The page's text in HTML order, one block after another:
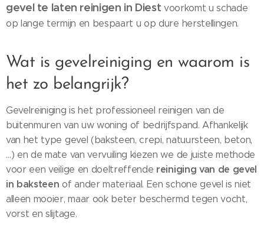
gevel te laten reinigen in Diest voorkomt u schade
op lange termijn en bespaart u op dure herstellingen.
Wat is gevelreiniging en waarom is
het zo belangrijk?
Gevelreiniging is het professioneel reinigen van de
buitenmuren van uw woning of bedrijfspand. Afhankelijk
van het type gevel (baksteen, crepi, natuursteen, beton,
…) en de mate van vervuiling kiezen we de juiste methode
voor een veilige en doeltreffende reiniging van de gevel
in baksteen of ander materiaal. Een schone gevel is niet
alleen mooier, maar ook beter beschermd tegen vocht,
vorst en slijtage.